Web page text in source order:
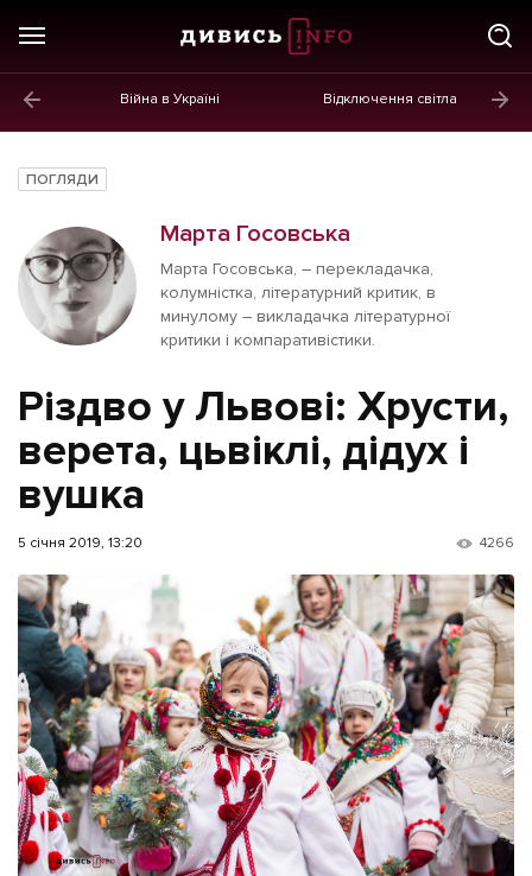
Війна в Україні Відключення світла
Новини
Політика
Економіка
Бізнес
Культура
Афіша
ІНШЕ
Інтерв'ю
Картки
Репортаж
Розслідування
Погляди
Ініціативи
Лонгріди
Прес-релізи
Фото/Відео
Made in Lviv
ПОГЛЯДИ
Марта Госовська
Марта Госовська, – перекладачка,
колумністка, літературний критик, в
минулому – викладачка літературної
критики і компаративістики.
Різдво у Львові: Хрусти,
верета, цьвіклі, дідух і
вушка
5 січня 2019, 13:20 4266